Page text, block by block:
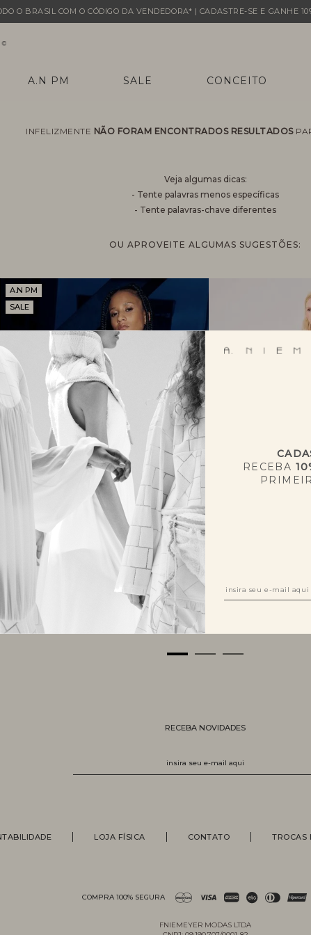
O BRASIL COM O CÓDIGO DA VENDEDORA* | CADASTRE-SE E GANHE
A.N PM SALE CONCEITO
INFELIZMENTE NÃO FORAM ENCONTRADOS RESULTADOS
Veja algumas dicas:
- Tente palavras menos específicas
- Tente palavras-chave diferentes
OU APROVEITE ALGUMAS SUGESTÕES:
A.N PM
SALE
SAIA RESPIRO R$ 2.510,00 R$ 1.255,00
4x R$ 313,80
RECEBA NOVIDADES
LOJA FÍSICA CONTATO TROCAS
COMPRA 100% SEGURA
FNIEMEYER MODAS LTDA
RECEBA